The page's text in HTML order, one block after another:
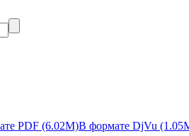
PDF (6.02M)В формате DjVu